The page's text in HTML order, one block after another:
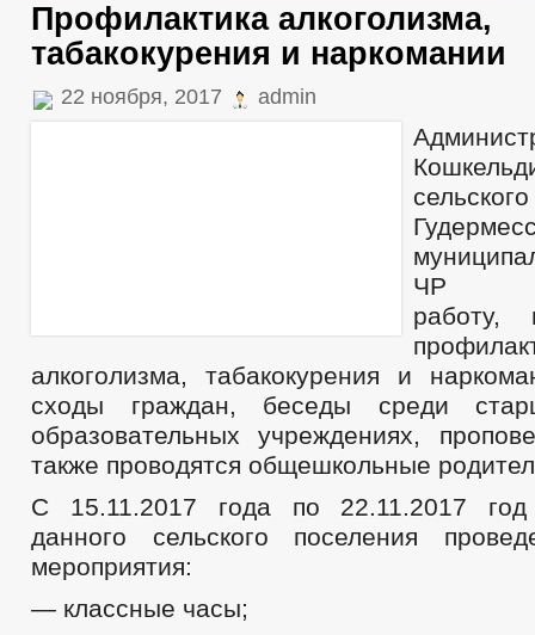
Профилактика алкоголизма,
табакокурения и наркомании
22 ноября, 2017 admin
ЧР
работу,
алкоголизма, табакокурения и
сходы граждан, беседы среди
образовательных учреждениях,
также проводятся общешкольные
С 15.11.2017 года по 22.11.2017
данного сельского поселения
мероприятия:
— классные часы;